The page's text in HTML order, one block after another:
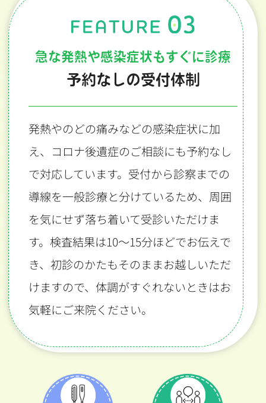
急な発熱や感染症状もすぐに診療
予約なしの受付体制
発熱やのどの痛みなどの感染症状に加
え、コロナ後遺症のご相談にも予約なし
で対応しています。受付から診察までの
導線を一般診療と分けているため、周囲
を気にせず落ち着いて受診いただけま
す。検査結果は10〜15分ほどでお伝えで
き、初診のかたもそのままお越しいただ
けますので、体調がすぐれないときはお
気軽にご来院ください。